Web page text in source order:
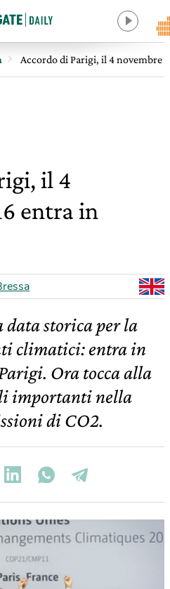
Accordo di Parigi, il 4 novembre
il 4
entra in
data storica per la
climatici: entra in
Ora tocca alla
importanti nella
di CO2.